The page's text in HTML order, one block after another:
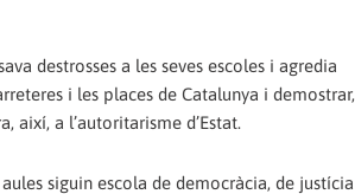
destrosses a les seves escoles i agredia
i les places de Catalunya i demostrar,
a l’autoritarisme d’Estat.
siguin escola de democràcia, de justícia